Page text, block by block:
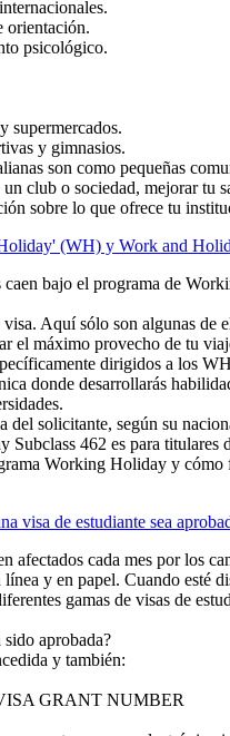
orientación.
psicológico.
supermercados.
y gimnasios.
son como pequeñas
un club o sociedad, mejorar
sobre lo que ofrece tu
(WH) y Work and
caen bajo el programa de
Aquí sólo son algunas de
el máximo provecho de tu
dirigidos a los WH
donde desarrollarás
del solicitante, según su
462 es para
Working Holiday y
visa de estudiante sea
afectados cada mes por los
y en papel. Cuando esté
gamas de visas de
aprobada?
y también:
GRANT NUMBER